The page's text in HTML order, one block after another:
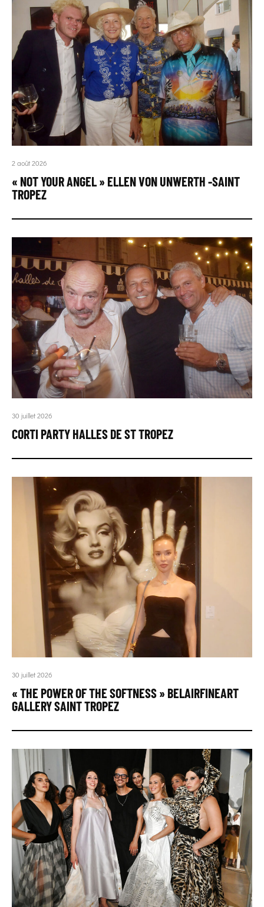
2 août 2026
« NOT YOUR ANGEL » ELLEN VON UNWERTH -SAINT
TROPEZ
30 juillet 2026
CORTI PARTY HALLES DE ST TROPEZ
30 juillet 2026
« THE POWER OF THE SOFTNESS » BELAIRFINEART
GALLERY SAINT TROPEZ